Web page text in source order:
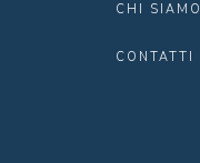
CHI SIAMO
CONTATTI